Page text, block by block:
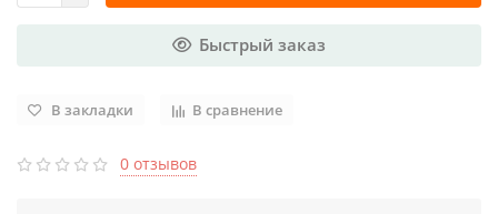
Быстрый заказ
В закладки В сравнение
0 отзывов